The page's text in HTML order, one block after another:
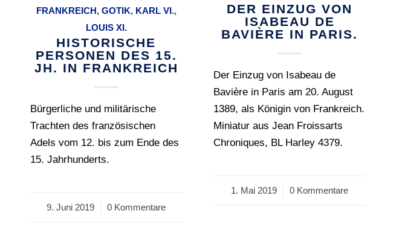
FRANKREICH, GOTIK, KARL VI.,
LOUIS XI.
HISTORISCHE
PERSONEN DES 15.
JH. IN FRANKREICH
Bürgerliche und militärische
Trachten des französischen
Adels vom 12. bis zum Ende des
15. Jahrhunderts.
9. Juni 2019
/ 0 Kommentare
DER EINZUG VON
ISABEAU DE
BAVIÈRE IN PARIS.
Der Einzug von Isabeau de
Bavière in Paris am 20. August
1389, als Königin von Frankreich.
Miniatur aus Jean Froissarts
Chroniques, BL Harley 4379.
1. Mai 2019
/ 0 Kommentare